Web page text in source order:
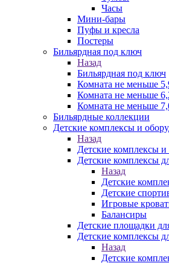
Часы
Мини-бары
Пуфы и кресла
Постеры
Бильярдная под ключ
Назад
Бильярдная под ключ
Комната не меньше
Комната не меньше
Комната не меньше
Бильярдные коллекции
Детские комплексы и
Назад
Детские комплексы и
Детские комплексы
Назад
Детские
Детские
Игровые
Балансиры
Детские площадки
Детские комплексы
Назад
Детские